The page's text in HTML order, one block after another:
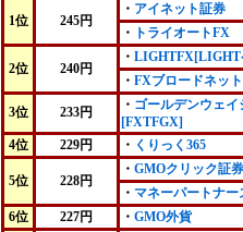
1位 245円
・ アイネット証券
・
トライオートFX
2位 240円
・ LIGHTFX[LIGHT
・ FXブロードネット
3位 233円 ・ ゴールデンウェイ
[FXTFGX]
4位
229円 ・ くりっく365
5位 228円
・ GMOクリック証券
・ マネーパートナー
6位
227円 ・ GMO外貨